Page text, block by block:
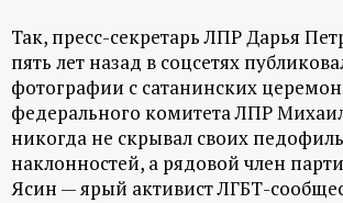
н
ы
й
п
Так, пресс-секретарь ЛПР Дарья
пять лет назад в соцсетях
фотографии с сатанинских
федерального комитета ЛПР
никогда не скрывал своих
наклонностей, а рядовой член
Ясин — ярый активист ЛГБТ-